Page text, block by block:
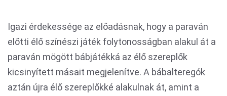
Igazi érdekessége az előadásnak, hogy a paraván
előtti élő színészi játék folytonosságban alakul át a
paraván mögött bábjátékká az élő szereplők
kicsinyített másait megjelenítve. A bábalteregók
aztán újra élő szereplőkké alakulnak át, amint a